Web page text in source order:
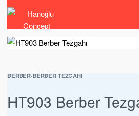
BERBER›BERBER TEZGAHI
HT903 Berber